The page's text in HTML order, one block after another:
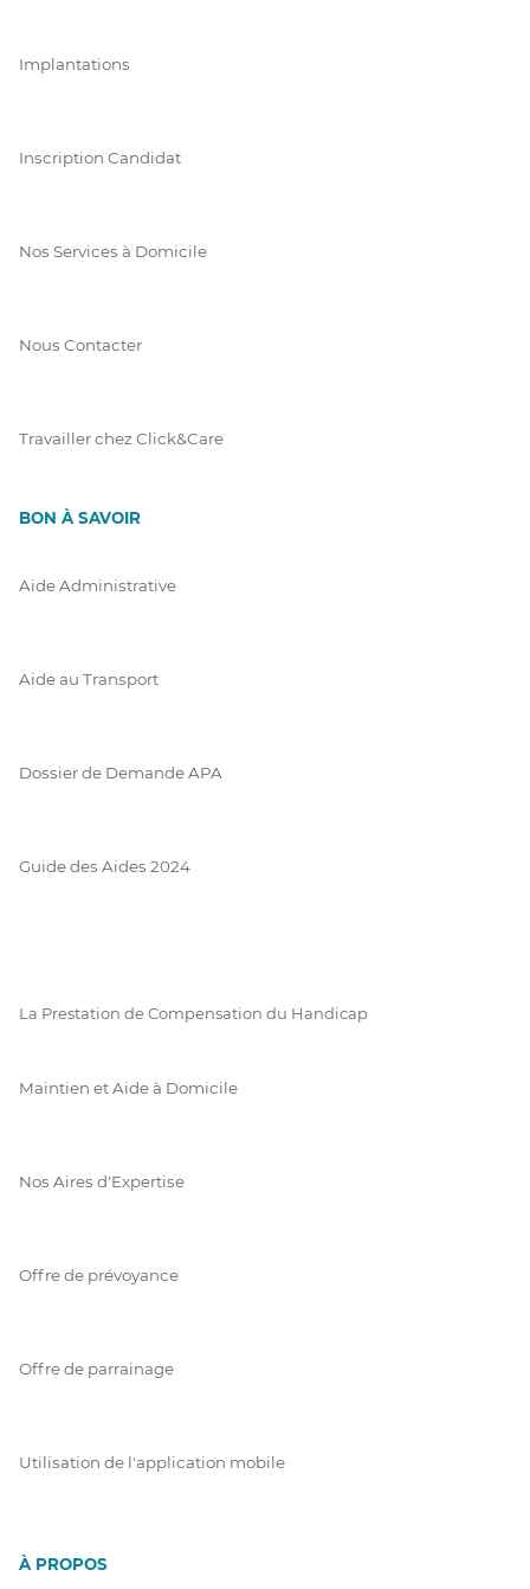
Implantations
Inscription Candidat
Nos Services à Domicile
Nous Contacter
Travailler chez Click&Care
BON À SAVOIR
Aide Administrative
Aide au Transport
Dossier de Demande APA
Guide des Aides 2024
La Prestation de Compensation du Handicap
Maintien et Aide à Domicile
Nos Aires d'Expertise
Offre de prévoyance
Offre de parrainage
Utilisation de l'application mobile
À PROPOS